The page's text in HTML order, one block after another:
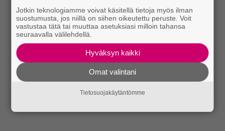
Jotkin teknologiamme voivat käsitellä tietoja myös ilman
suostumusta, jos niillä on siihen oikeutettu peruste. Voit
vastustaa tätä tai muuttaa asetuksiasi milloin tahansa
seuraavalla välilehdellä.
Hyväksyn kaikki
Omat valintani
Tietosuojakäytäntömme